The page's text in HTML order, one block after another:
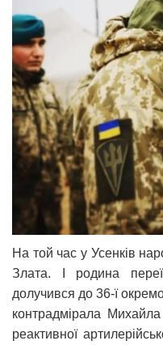
На той час у Усенків
Злата. І родина
долучився до 36-ї
контрадмірала
реактивної